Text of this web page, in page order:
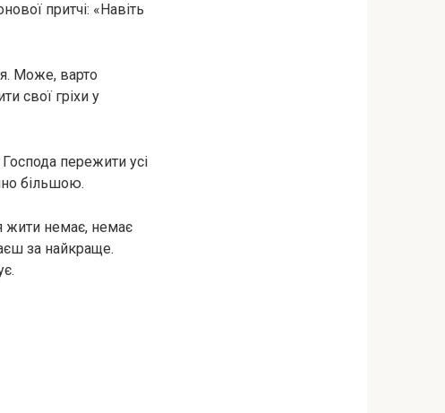
притчі: «Навіть
Може, варто
свої гріхи у
пережити усі
більшою.
жити немає, немає
за найкраще.